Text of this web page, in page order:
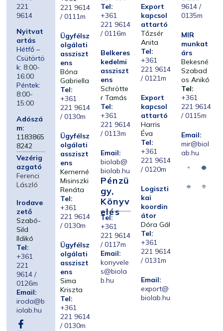
221
9614
Nyitvat
artás
Hétfő –
Csütörtö
k: 8:00-
16:00
Péntek:
8:00-
15:00
Adószá
m:
1183865
8242
Vezérig
azgató
Ferenci
László
Irodave
zető
Szabó-
Sild
Ildikó
Tel:
+361
221
9614 /
0126m
Email:
iroda@b
iolab.hu
221 9614
/ 0111m
Ügyfélsz
olgálati
assziszt
ens
Bóna
Gabriella
Tel:
+361
221 9614
/ 0130m
Ügyfélsz
olgálati
assziszt
ens
Kernerné
Misinszki
Renáta
Tel:
+361
221 9614
/ 0130m
Ügyfélsz
olgálati
assziszt
ens
Sima
Kriszta
Tel:
+361
221 9614
/ 0130m
Tel:
+361
221 9614
/ 0116m
Belkeres
kedelmi
assziszt
ens
Schrötte
r Tamás
Tel:
+361
221 9614
/ 0113m
Email:
biolab@
biolab.hu
Pénzü
Gy,
Könyv
Elés
Tel:
+361
221 9614
/ 0117m
Email:
konyvele
s@biola
b.hu
Export
kapcsol
attartó
Tőzsér
Anita
Tel:
+361
221 9614
/ 0121m
Export
kapcsol
attartó
Harris
Éva
Tel:
+361
221 9614
/ 0120m
Logiszti
kai
koordin
átor
Dóra Gál
Tel:
+361
221 9614
/ 0131m
Email:
export@
biolab.hu
9614 /
0135m
MIR
munkat
árs
Bekesné
Szabad
os Anikó
Tel:
+361
221 9614
/ 0115m
Email:
mir@biol
ab.hu